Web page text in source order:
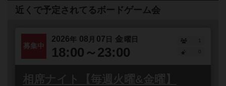
近くで予定されてるボードゲーム会
募集中
2026年 08 月 07 日 金曜日
18:00～23:00
1
相席ナイト【毎週火曜&金曜】